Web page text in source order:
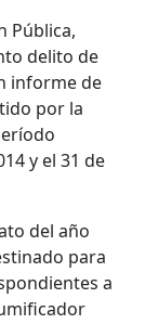
Pública,
delito de
informe de
por la
y el 31 de
del año
para
a